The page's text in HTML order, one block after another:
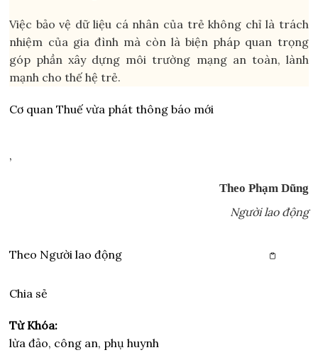
Việc bảo vệ dữ liệu cá nhân của trẻ không chỉ là trách
nhiệm của gia đình mà còn là biện pháp quan trọng
góp phần xây dựng môi trường mạng an toàn, lành
mạnh cho thế hệ trẻ.
Cơ quan Thuế vừa phát thông báo mới
,
Theo Phạm Dũng
Người lao động
Theo Người lao động
Chia sẻ
Từ Khóa:
lừa đảo, công an, phụ huynh